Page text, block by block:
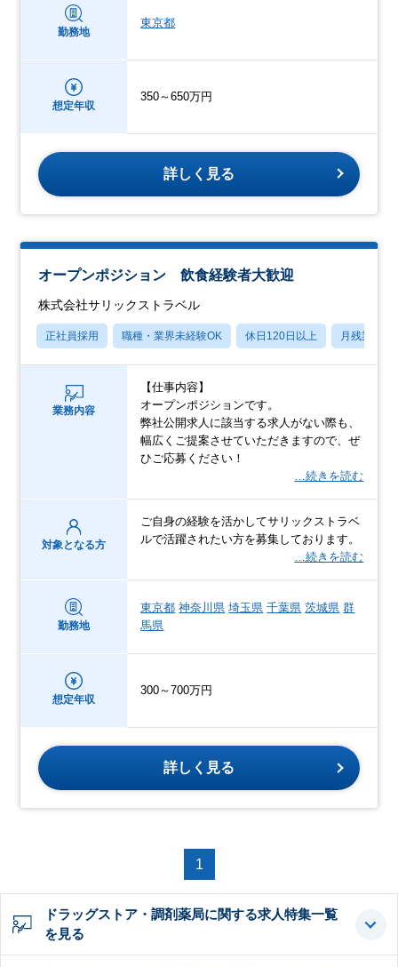
勤務地
東京都
想定年収
350～650万円
詳しく見る
オープンポジション 飲食経験者大歓迎
株式会社サリックストラベル
正社員採用 職種・業界未経験OK 休日120日以上 月残業20
業務内容
【仕事内容】
オープンポジションです。
弊社公開求人に該当する求人がない際も、
幅広くご提案させていただきますので、ぜ
ひご応募ください！
…続きを読む
対象となる方
ご自身の経験を活かしてサリックストラベ
ルで活躍されたい方を募集しております。
…続きを読む
勤務地
東京都 神奈川県 埼玉県 千葉県 茨城県 群
馬県
想定年収
300～700万円
詳しく見る
1
ドラッグストア・調剤薬局に関する求人特集一覧
を見る